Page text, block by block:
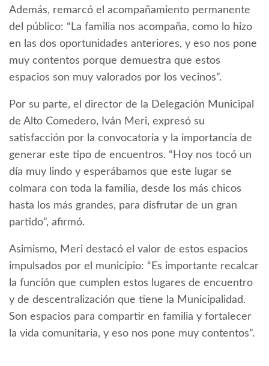
Además, remarcó el acompañamiento permanente
del público: “La familia nos acompaña, como lo hizo
en las dos oportunidades anteriores, y eso nos pone
muy contentos porque demuestra que estos
espacios son muy valorados por los vecinos”.
Por su parte, el director de la Delegación Municipal
de Alto Comedero, Iván Meri, expresó su
satisfacción por la convocatoria y la importancia de
generar este tipo de encuentros. “Hoy nos tocó un
día muy lindo y esperábamos que este lugar se
colmara con toda la familia, desde los más chicos
hasta los más grandes, para disfrutar de un gran
partido”, afirmó.
Asimismo, Meri destacó el valor de estos espacios
impulsados por el municipio: “Es importante recalcar
la función que cumplen estos lugares de encuentro
y de descentralización que tiene la Municipalidad.
Son espacios para compartir en familia y fortalecer
la vida comunitaria, y eso nos pone muy contentos”.